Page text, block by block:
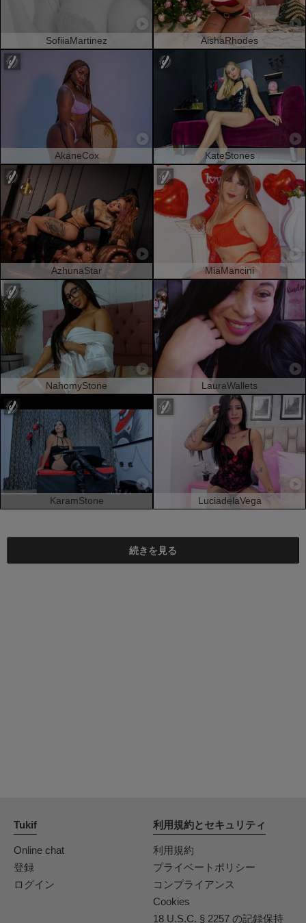
SofiiaMartinez AishaRhodes
AkaneCox KateStones
AzhunaStar MiaMancini
NahomyStone LauraWallets
KaramStone LuciadelaVega
続きを見る
Tukif
Online chat
登録
ログイン
利用規約とセキュリティ
利用規約
プライベートポリシー
コンプライアンス
Cookies
18 U.S.C. § 2257 の記録保持